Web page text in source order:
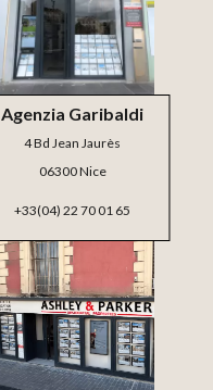
Agenzia Garibaldi
4 Bd Jean Jaurès
06300 Nice
+33(04) 22 70 01 65